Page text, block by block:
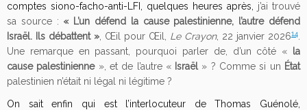
comptes siono-facho-anti-LFI, quelques heures après,
j’ai trouvé
sa source : « L’un défend la cause palestinienne, l’autre défend
Israël. Ils débattent » Œil pour Œil, Le Crayon, 22 janvier 202614
Une remarqueen passant, pourquoi parler de, d’un côté «
la
cause palestinienne», et de l’autre « Israël » ? Comme si un État
palestinien n’était ni légal ni légitime ?
On sait enfin qui est l’interlocuteur de Thomas Guénolé,